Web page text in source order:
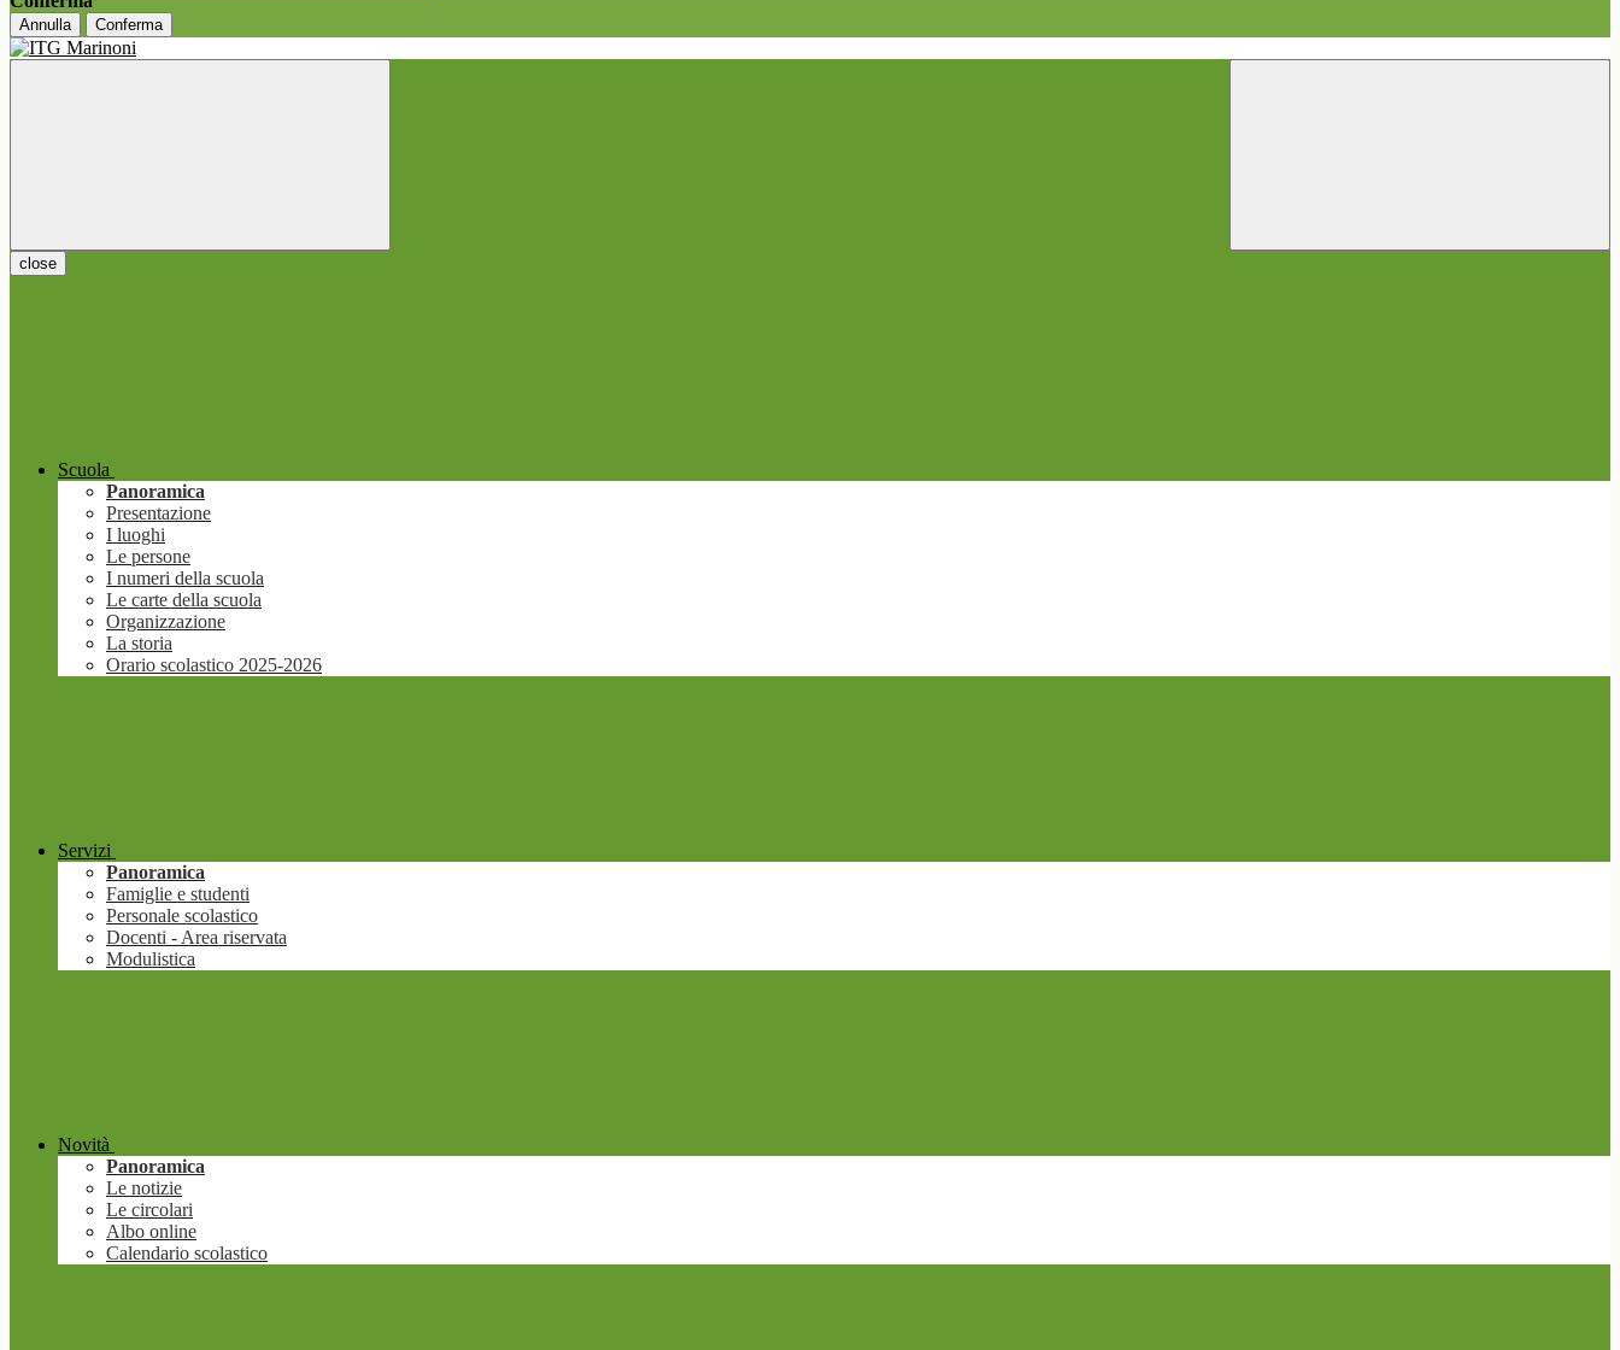
Annulla Conferma
close
Scuola
Panoramica
Presentazione
I luoghi
Le persone
I numeri della scuola
Le carte della scuola
Organizzazione
La storia
Orario scolastico 2025-2026
Servizi
Panoramica
Famiglie e studenti
Personale scolastico
Docenti - Area riservata
Modulistica
Novità
Panoramica
Le notizie
Le circolari
Albo online
Calendario scolastico